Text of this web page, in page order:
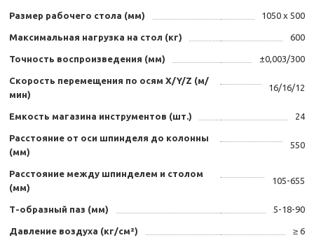
Размер рабочего стола (мм) 1050 х 500
Максимальная нагрузка на стол (кг) 600
Точность воспроизведения (мм) ±0,003/300
Скорость перемещения по осям X/Y/Z (м/
мин)
16/16/12
Емкость магазина инструментов (шт.) 24
Расстояние от оси шпинделя до колонны
(мм)
550
Расстояние между шпинделем и столом
(мм)
105-655
Т-образный паз (мм) 5-18-90
Давление воздуха (кг/см²) ≥ 6